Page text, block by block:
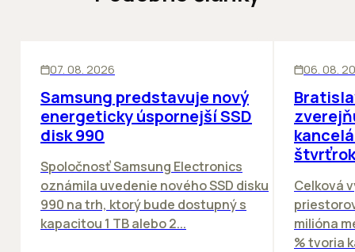
07. 08. 2026
Samsung predstavuje nový
energeticky úspornejší SSD
disk 990
Spoločnosť Samsung Electronics
oznámila uvedenie nového SSD disku
990 na trh, ktorý bude dostupný s
kapacitou 1 TB alebo 2...
06. 08.
Celková
milióna
% tvoria